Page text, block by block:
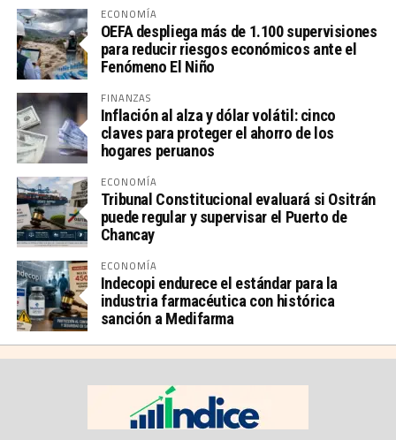
ECONOMÍA
OEFA despliega más de 1.100 supervisiones
para reducir riesgos económicos ante el
Fenómeno El Niño
FINANZAS
Inflación al alza y dólar volátil: cinco
claves para proteger el ahorro de los
hogares peruanos
ECONOMÍA
Tribunal Constitucional evaluará si Ositrán
puede regular y supervisar el Puerto de
Chancay
ECONOMÍA
Indecopi endurece el estándar para la
industria farmacéutica con histórica
sanción a Medifarma